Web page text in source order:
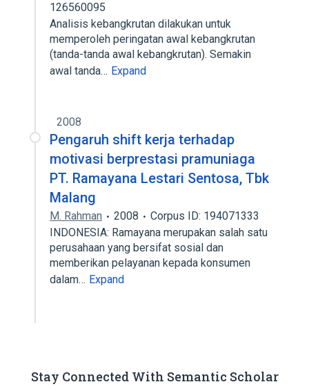
126560095
Analisis kebangkrutan dilakukan untuk
memperoleh peringatan awal kebangkrutan
(tanda-tanda awal kebangkrutan). Semakin
awal tanda… Expand
2008
Pengaruh shift kerja terhadap
motivasi berprestasi pramuniaga
PT. Ramayana Lestari Sentosa, Tbk
Malang
M. Rahman 2008
Corpus ID: 194071333
INDONESIA: Ramayana merupakan salah satu
perusahaan yang bersifat sosial dan
memberikan pelayanan kepada konsumen
dalam… Expand
Stay Connected With Semantic Scholar